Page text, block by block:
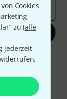
Cookies
zu (alle
jederzeit
von E-Mail-
zu. Die
finden Sie in
.